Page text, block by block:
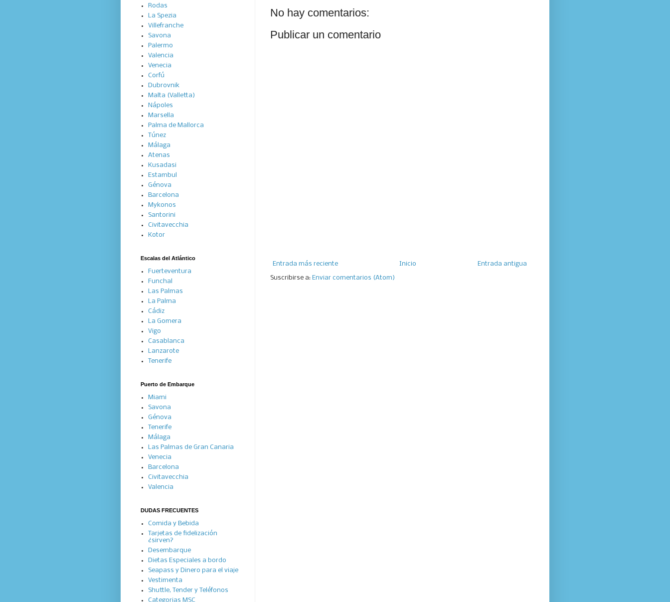
No hay comentarios:
Publicar un comentario
Entrada más reciente Entrada antigua
Inicio
Suscribirse a: Enviar comentarios (Atom)
Rodas
La Spezia
Villefranche
Savona
Palermo
Valencia
Venecia
Corfú
Dubrovnik
Malta (Valletta)
Nápoles
Marsella
Palma de Mallorca
Túnez
Málaga
Atenas
Kusadasi
Estambul
Génova
Barcelona
Mykonos
Santorini
Civitavecchia
Kotor
Escalas del Atlántico
Fuerteventura
Funchal
Las Palmas
La Palma
Cádiz
La Gomera
Vigo
Casablanca
Lanzarote
Tenerife
Puerto de Embarque
Miami
Savona
Génova
Tenerife
Málaga
Las Palmas de Gran Canaria
Venecia
Barcelona
Civitavecchia
Valencia
DUDAS FRECUENTES
Comida y Bebida
Tarjetas de fidelización
¿sirven?
Desembarque
Dietas Especiales a bordo
Seapass y Dinero para el viaje
Vestimenta
Shuttle, Tender y Teléfonos
Categorias MSC